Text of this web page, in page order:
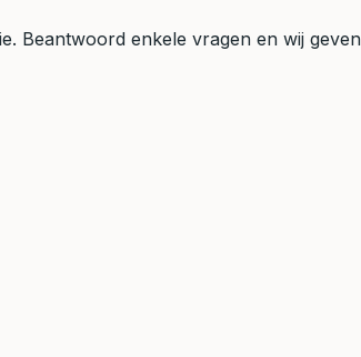
Beantwoord enkele vragen en wij